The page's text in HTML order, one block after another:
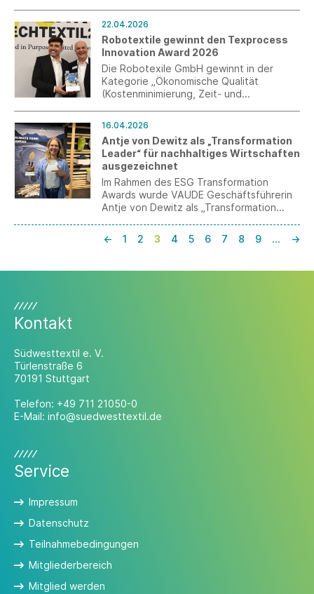
ohne Änderungen veröffentlicht.
22.04.2026
Robotextile gewinnt den Texprocess
Innovation Award 2026
Die Robotexile GmbH gewinnt in der
Kategorie „Ökonomische Qualität
(Kostenminimierung, Zeit- und
16.04.2026
Antje von Dewitz als „Transformation
Leader“ für nachhaltiges Wirtschaften
ausgezeichnet
Im Rahmen des ESG Transformation
Awards wurde VAUDE Geschäftsführerin
Antje von Dewitz als „Transformation
seit 2023 von der Unternehmensberatung
Consileon in Frankfurt vergeben.
nachhaltige Transformation wirksam
← 1 2 3 4 5 6 7 8 9 … →
Kontakt
Südwesttextil e. V.
Türlenstraße 6
70191 Stuttgart
Telefon: +49 711 21050-0
E-Mail: info@suedwesttextil.de
Service
Impressum
Datenschutz
Teilnahmebedingungen
Mitgliederbereich
Mitglied werden